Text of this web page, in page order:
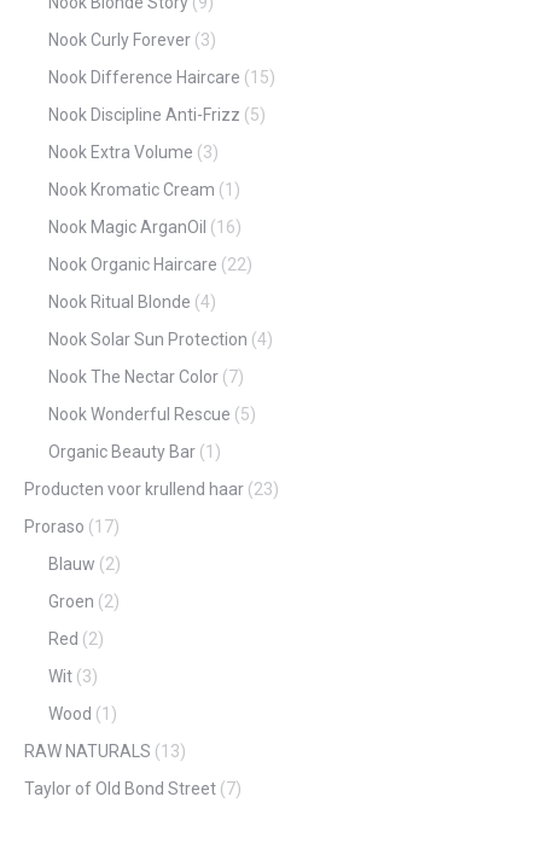
Nook Curly Forever (3)
Nook Difference Haircare (15)
Nook Discipline Anti-Frizz (5)
Nook Extra Volume (3)
Nook Kromatic Cream (1)
Nook Magic ArganOil (16)
Nook Organic Haircare (22)
Nook Ritual Blonde (4)
Nook Solar Sun Protection (4)
Nook The Nectar Color (7)
Nook Wonderful Rescue (5)
Organic Beauty Bar (1)
Producten voor krullend haar (23)
Proraso (17)
Blauw (2)
Groen (2)
Red (2)
Wit (3)
Wood (1)
RAW NATURALS (13)
Taylor of Old Bond Street (7)